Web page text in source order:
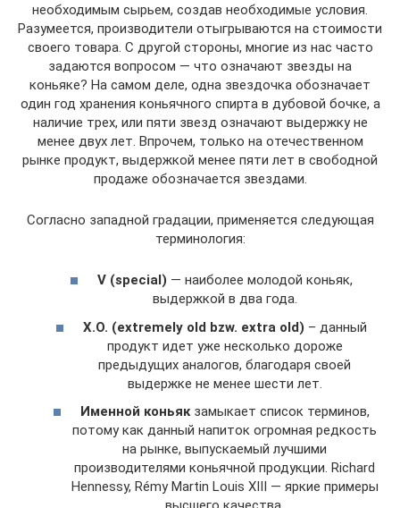
необходимым сырьем, создав необходимые условия.
Разумеется, производители отыгрываются на стоимости
своего товара. С другой стороны, многие из нас часто
задаются вопросом — что означают звезды на
коньяке? На самом деле, одна звездочка обозначает
один год хранения коньячного спирта в дубовой бочке, а
наличие трех, или пяти звезд означают выдержку не
менее двух лет. Впрочем, только на отечественном
рынке продукт, выдержкой менее пяти лет в свободной
продаже обозначается звездами.
Согласно западной градации, применяется следующая
терминология:
V (special) — наиболее молодой коньяк,
выдержкой в два года.
X.O. (extremely old bzw. extra old) – данный
продукт идет уже несколько дороже
предыдущих аналогов, благодаря своей
выдержке не менее шести лет.
Именной коньякзамыкает список терминов,
потому как данный напиток огромная редкость
на рынке, выпускаемый лучшими
производителями коньячной продукции. Richard
Hennessy, Rémy Martin Louis XIII — яркие примеры